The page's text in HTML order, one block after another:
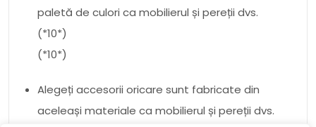
paletă de culori ca mobilierul și pereții dvs.
(*10*)
(*10*)
Alegeți accesorii oricare sunt fabricate din
aceleași materiale ca mobilierul și pereții dvs.